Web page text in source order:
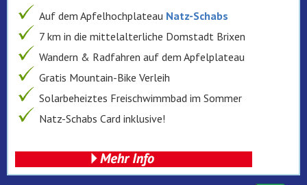
Auf dem Apfelhochplateau Natz-Schabs
7 km in die mittelalterliche Domstadt Brixen
Wandern & Radfahren auf dem Apfelplateau
Gratis Mountain-Bike Verleih
Solarbeheiztes Freischwimmbad im Sommer
Natz-Schabs Card inklusive!